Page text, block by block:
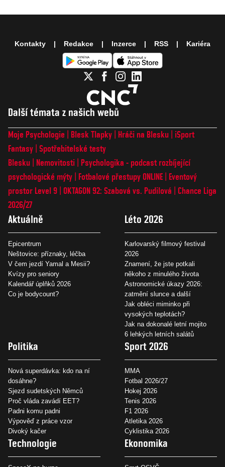
Další témata z našich webů
Moje Psychologie Blesk Tlapky Hráči na Blesku
iSport
Fantasy Spotřebitelské testy
Blesku
Nemovitosti
Psychologika - podcast rozbíjející
psychologické mýty
Fotbalové přestupy ONLINE
Eventový
prostor Level 9 OKTAGON 92: Szabová vs. Pudilová
Chance Liga
2026/27
Aktuálně
Epicentrum
Neštovice: příznaky, léčba
V čem jezdí Yamal a Mesii?
Kvízy pro seniory
Kalendář úplňků 2026
Co je bodycount?
Léto 2026
Karlovarský filmový festival
2026
Znamení, že jste potkali
někoho z minulého života
Astronomické úkazy 2026:
zatmění slunce a další
Jak obléci miminko při
vysokých teplotách?
Jak na dokonalé letní mojito
6 lehkých letních salátů
Politika
Nová superdávka: kdo na ní
dosáhne?
Sjezd sudetských Němců
Proč vláda zavádí EET?
Padni komu padni
Výpověď z práce vzor
Divoký kačer
Sport 2026
MMA
Fotbal 2026/27
Hokej 2026
Tenis 2026
F1 2026
Atletika 2026
Cyklistika 2026
Technologie Ekonomika
Kontakty Redakce Inzerce RSS Kariéra